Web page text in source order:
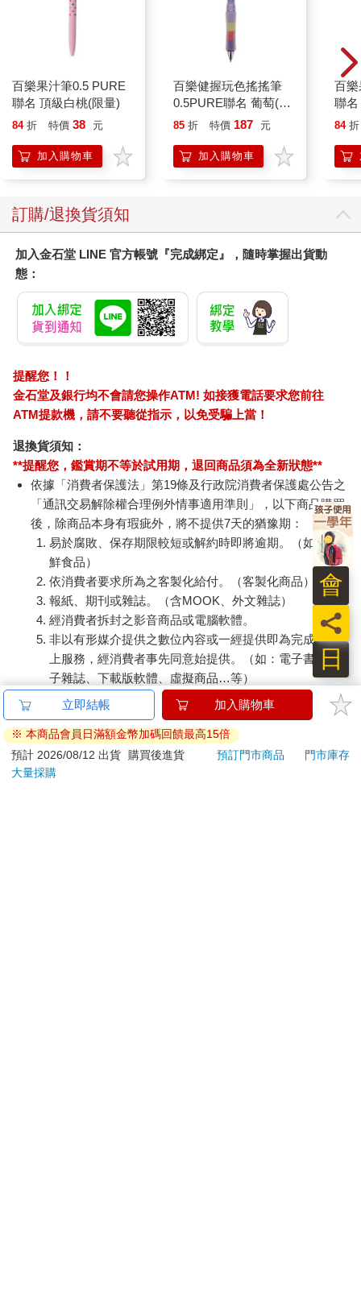
百樂果汁筆0.5 PURE
聯名 頂級白桃(限量)
84 折 特價 38 元
加入購物車
百樂健握玩色搖搖筆
0.5PURE聯名 葡萄(限
量)
85 折 特價 187 元
加入購物車
百
聯
84 折
訂購/退換貨須知
加入金石堂 LINE 官方帳號『完成綁定』，隨時掌握出貨動
態：
提醒您！！
金石堂及銀行均不會請您操作ATM! 如接獲電話要求您前往
ATM提款機，請不要聽從指示，以免受騙上當！
退換貨須知：
**提醒您，鑑賞期不等於試用期，退回商品須為全新狀態**
依據「消費者保護法」第19條及行政院消費者保護處公告之
「通訊交易解除權合理例外情事適用準則」，以下商品購買
後，除商品本身有瑕疵外，將不提供7天的猶豫期：
易於腐敗、保存期限較短或解約時即將逾期。（如：生
鮮食品）
依消費者要求所為之客製化給付。（客製化商品）
報紙、期刊或雜誌。（含MOOK、外文雜誌）
經消費者拆封之影音商品或電腦軟體。
非以有形媒介提供之數位內容或一經提供即為完成之線
上服務，經消費者事先同意始提供。（如：電子書、電
子雜誌、下載版軟體、虛擬商品…等）
已拆封之個人衛生用品。（如：內衣褲、刮鬍刀、除毛
刀…等）
若非上列種類商品，均享有到貨7天的猶豫期（含例假
日）。
辦理退換貨時，商品（組合商品恕無法接受單獨退貨）必須
立即結帳 加入購物車
※ 本商品會員日滿額金幣加碼回饋最高15倍
預計 2026/08/12 出貨
購買後進貨 預訂門市商品
門市庫存
大量採購
日
員
會